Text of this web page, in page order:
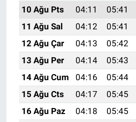
10 Ağu Pts
04:11 05:41
11 Ağu Sal
04:12 05:41
12 Ağu Çar
04:13 05:42
13 Ağu Per
04:14 05:43
14 Ağu Cum
04:16 05:44
15 Ağu Cts
04:17 05:45
16 Ağu Paz
04:18 05:45